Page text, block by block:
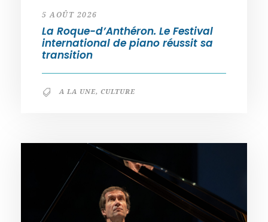
5 AOÛT 2026
La Roque-d’Anthéron. Le Festival
international de piano réussit sa
transition
A LA UNE, CULTURE